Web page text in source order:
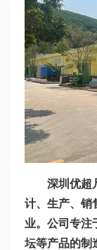
深圳优超
计、生产、销
业。公司专注
坛等产品的制